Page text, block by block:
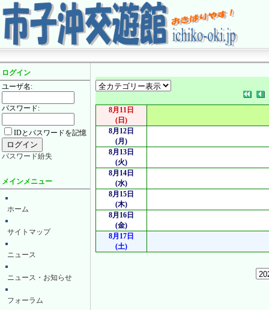
ログイン
ユーザ名:
パスワード:
IDとパスワードを記憶
パスワード紛失
メインメニュー
ホーム
サイトマップ
ニュース
ニュース・お知らせ
フォーラム
8月11日
(日)
8月12日
(月)
8月13日
(火)
8月14日
(水)
8月15日
(木)
8月16日
(金)
8月17日
(土)